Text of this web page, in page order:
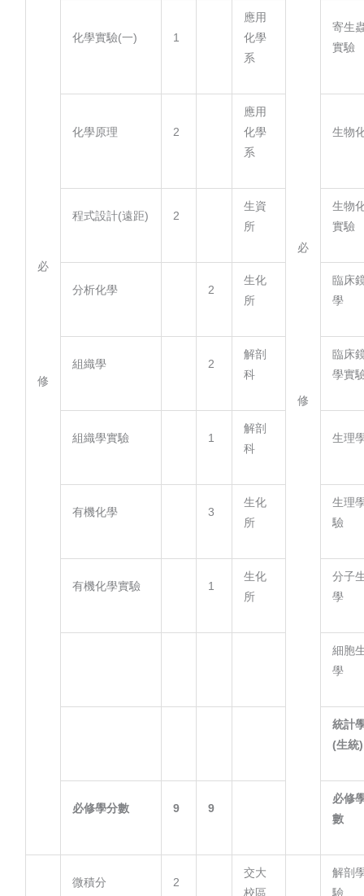
必
修
必
修
化學實驗(一) 1
應用
化學
系
寄生
實驗
化學原理 2
應用
化學
系
生物
程式設計(遠距) 2
生資
所
生物
實驗
分析化學 2
生化
所
臨床
學
組織學 2
解剖
科
臨床
學實
組織學實驗 1
解剖
科
生理
有機化學 3
生化
所
生理
驗
有機化學實驗 1
生化
所
分子
學
細胞
學
統計
(生統)
必修學分數 9 9
必修
數
微積分 2
交大
校區
解剖
驗